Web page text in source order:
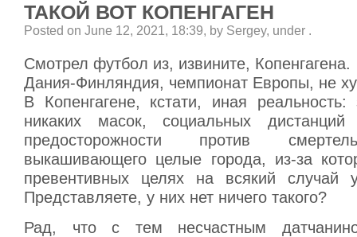
ТАКОЙ ВОТ КОПЕНГАГЕН
Posted on June 12, 2021, 18:39, by Sergey, under .
Смотрел футбол из, извините, Копенгагена.
Дания-Финляндия, чемпионат Европы, не
В Копенгагене, кстати, иная реальность:
никаких масок, социальных
предосторожности против
выкашивающего целые города, из-за
превентивных целях на всякий случай
Представляете, у них нет ничего такого?
Рад, что с тем несчастным